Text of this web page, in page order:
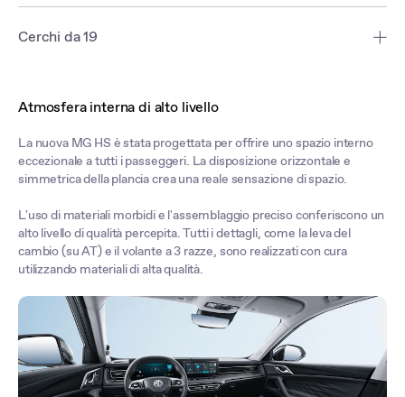
Cerchi da 19
Atmosfera interna di alto livello
La nuova MG HS è stata progettata per offrire uno spazio interno
eccezionale a tutti i passeggeri. La disposizione orizzontale e
simmetrica della plancia crea una reale sensazione di spazio.
L'uso di materiali morbidi e l'assemblaggio preciso conferiscono un
alto livello di qualità percepita. Tutti i dettagli, come la leva del
cambio (su AT) e il volante a 3 razze, sono realizzati con cura
utilizzando materiali di alta qualità.